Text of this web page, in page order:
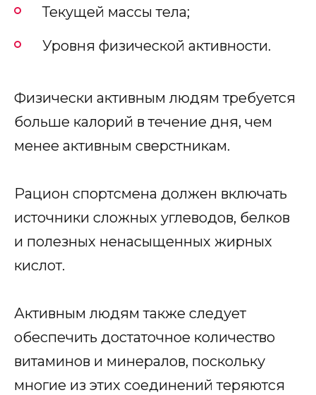
Текущей массы тела;
Уровня физической активности.
Физически активным людям требуется
больше калорий в течение дня, чем
менее активным сверстникам.
Рацион спортсмена должен включать
источники сложных углеводов, белков
и полезных ненасыщенных жирных
кислот.
Активным людям также следует
обеспечить достаточное количество
витаминов и минералов, поскольку
многие из этих соединений теряются